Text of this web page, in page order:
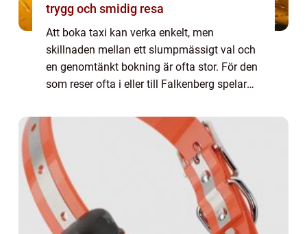
trygg och smidig resa
Att boka taxi kan verka enkelt, men
skillnaden mellan ett slumpmässigt val och
en genomtänkt bokning är ofta stor. För den
som reser ofta i eller till Falkenberg spelar
roll. En seriös taxiresa handlar inte...